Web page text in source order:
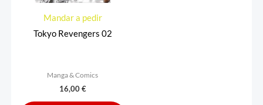
Mandar a pedir
Tokyo Revengers 02
Manga & Comics
16,00€